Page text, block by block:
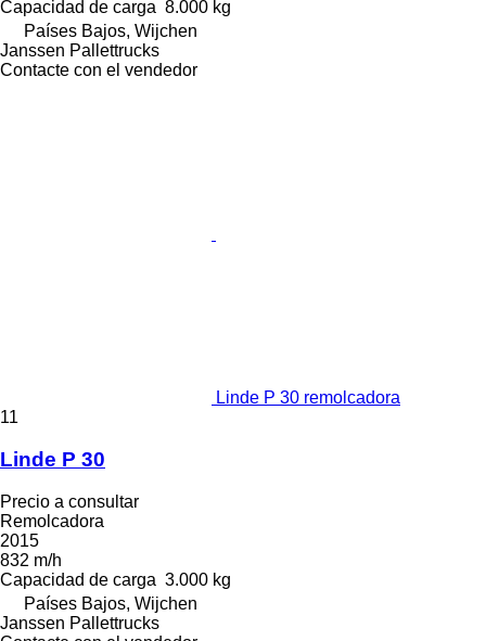
Capacidad de carga 8.000 kg
Países Bajos, Wijchen
Janssen Pallettrucks
Contacte con el vendedor
Linde P 30 remolcadora
11
Linde P 30
Precio a consultar
Remolcadora
2015
832 m/h
Capacidad de carga 3.000 kg
Países Bajos, Wijchen
Janssen Pallettrucks